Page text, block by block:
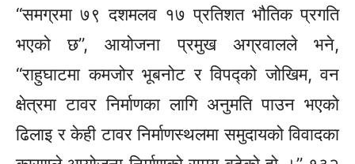
“समग्रमा ७९ दशमलव १७ प्रतिशत भौतिक प्रगति
भएको छ”, आयोजना प्रमुख अग्रवालले भने,
“राहुघाटमा कमजोर भूबनोट र विपद्को जोखिम, वन
क्षेत्रमा टावर निर्माणका लागि अनुमति पाउन भएको
ढिलाइ र केही टावर निर्माणस्थलमा समुदायको विवादका